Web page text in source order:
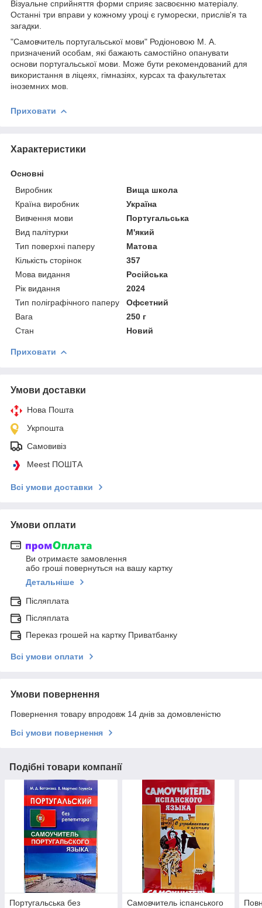
Візуальне сприйняття форми сприяє засвоєнню матеріалу.
Останні три вправи у кожному уроці є гуморески, прислів'я та
загадки.
"Самовчитель португальської мови" Родіоновою М. А.
призначений особам, які бажають самостійно опанувати
основи португальської мови. Може бути рекомендований для
використання в ліцеях, гімназіях, курсах та факультетах
іноземних мов.
Приховати
Характеристики
Основні
Виробник
Вища школа
Країна виробник
Україна
Вивчення мови
Португальська
Вид палітурки
М'який
Тип поверхні паперу
Матова
Кількість сторінок
357
Мова видання
Російська
Рік видання
2024
Тип поліграфічного паперу
Офсетний
Вага
250 г
Стан
Новий
Приховати
Умови доставки
Нова Пошта
Укрпошта
Самовивіз
Meest ПОШТА
Всі умови доставки
Умови оплати
Ви отримаєте замовлення
або гроші повернуться на вашу картку
Детальніше
Післяплата
Післяплата
Переказ грошей на картку Приватбанку
Всі умови оплати
Умови повернення
Повернення товару впродовж 14 днів за домовленістю
Всі умови повернення
Подібні товари компанії
Португальська без
Самовчитель іспанського